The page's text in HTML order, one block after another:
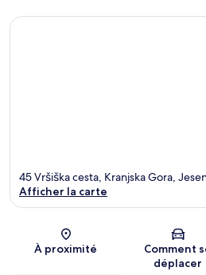
Carte
45 Vršiška cesta, Kranjska Gora,
Afficher la carte
À proximité
Comment
déplacer